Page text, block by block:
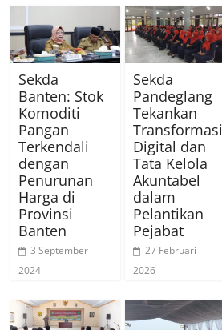
Sekda
Banten: Stok
Komoditi
Pangan
Terkendali
dengan
Penurunan
Harga di
Provinsi
Banten
3 September
2024
Sekda
Pandeglang
Tekankan
Transformasi
Digital dan
Tata Kelola
Akuntabel
dalam
Pelantikan
Pejabat
27 Februari
2026